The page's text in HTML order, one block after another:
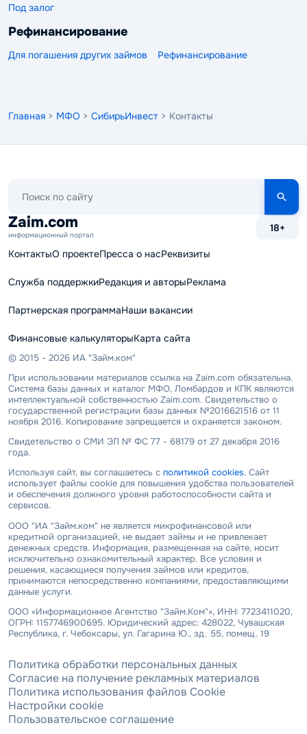
Под залог
Рефинансирование
Для погашения других займов Рефинансирование
Главная > МФО > СибирьИнвест > Контакты
сайту
Zaim.com
информационный портал
18+
КонтактыО проектеПресса о насРеквизиты
Служба поддержкиРедакция и авторыРеклама
Партнерская программаНаши вакансии
Финансовые калькуляторыКарта сайта
© 2015 - 2026 ИА "Займ.ком"
При использовании материалов ссылка на Zaim.com обязательна.
Система базы данных и каталог МФО, Ломбардов и КПК являются
интеллектуальной собственностью Zaim.com. Свидетельство о
государственной регистрации базы данных №2016621516 от 11
ноября 2016. Копирование запрещается и охраняется законом.
Свидетельство о СМИ ЭЛ № ФС 77 - 68179 от 27 декабря 2016
года.
Используя сайт, вы соглашаетесь с политикой cookies. Сайт
использует файлы cookie для повышения удобства пользователей
и обеспечения должного уровня работоспособности сайта и
сервисов.
ООО "ИА "Займ.ком" не является микрофинансовой или
кредитной организацией, не выдает займы и не привлекает
денежных средств. Информация, размещенная на сайте, носит
исключительно ознакомительный характер. Все условия и
решения, касающиеся получения займов или кредитов,
принимаются непосредственно компаниями, предоставляющими
данные услуги.
ООО «Информационное Агентство "Займ.Ком"», ИНН: 7723411020,
ОГРН: 1157746900695. Юридический адрес: 428022, Чувашская
Республика, г. Чебоксары, ул. Гагарина Ю., зд. 55, помещ. 19
Политика обработки персональных данных
Согласие на получение рекламных материалов
Политика использования файлов Cookie
Настройки cookie
Пользовательское соглашение